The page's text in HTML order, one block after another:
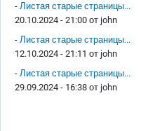
- Листая старые страницы...
20.10.2024 - 21:00 от john
- Листая старые страницы...
12.10.2024 - 21:11 от john
- Листая старые страницы...
29.09.2024 - 16:38 от john